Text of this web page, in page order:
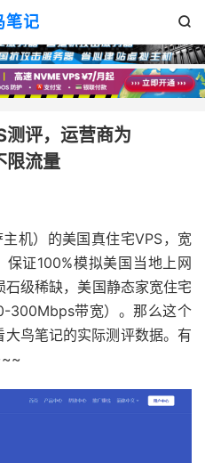
笔记 
评，运营商为
限流量
机）的美国真住宅VPS，宽
证100%模拟美国当地上网
级稀缺，美国静态家宽住宅
300Mbps带宽）。那么这个
鸟笔记的实际测评数据。有